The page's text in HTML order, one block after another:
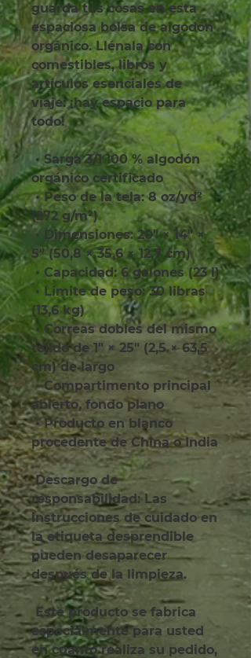
guarda tus cosas en esta
espaciosa bolsa de algodón
orgánico. Llénala con
comestibles, libros y
artículos esenciales de
viaje: ¡hay espacio para
todo!
orgánico certificado
• Peso de la tela: 8 oz/yd²
(272 g/m²)
5″ (50,8 × 35,6 × 12,7 cm)
• Capacidad: 6 galones (23 l)
(13,6 kg)
• Correas dobles del mismo
tejido de 1″ × 25″ (2,5 × 63,5
cm) de largo
• Compartimento principal
abierto, fondo plano
• Producto en blanco
procedente de China o India
Descargo de
responsabilidad: Las
instrucciones de cuidado en
la etiqueta desprendible
pueden desaparecer
después de la limpieza.
especialmente para usted
en cuanto realiza su pedido,